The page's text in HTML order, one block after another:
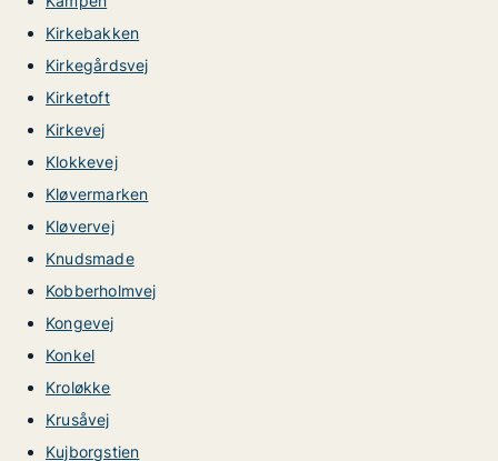
Kirkebakken
Kirkegårdsvej
Kirketoft
Kirkevej
Klokkevej
Kløvermarken
Kløvervej
Knudsmade
Kobberholmvej
Kongevej
Konkel
Kroløkke
Krusåvej
Kujborgstien